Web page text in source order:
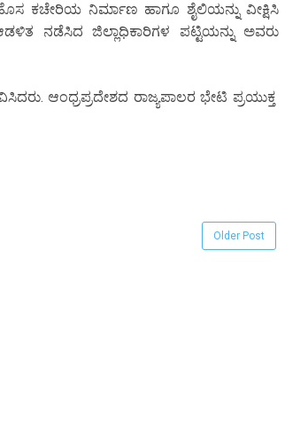
ಕಚೇರಿಯ ನಿರ್ಮಾಣ ಹಾಗೂ ಶೈಲಿಯನ್ನು ವೀಕ್ಷಿಸಿ
ನಡೆಸಿದ ಜಿಲ್ಲಾಧಿಕಾರಿಗಳ ಪಟ್ಟಿಯನ್ನು ಅವರು
ಆಂಧ್ರಪ್ರದೇಶದ ರಾಜ್ಯಪಾಲರ ಭೇಟಿ ಪ್ರಯುಕ್ತ
Older Post